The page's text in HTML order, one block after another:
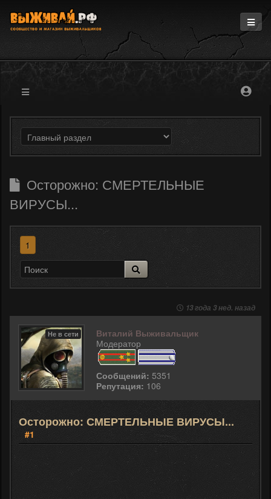
Информация
Магазин
Форум
Осторожно: СМЕРТЕЛЬНЫЕ
ВИРУСЫ...
1
13 года 3 нед. назад
Не в сети
Виталий Выживальщик
Модератор
Сообщений: 5351
Репутация: 106
Осторожно: СМЕРТЕЛЬНЫЕ ВИРУСЫ...
#1